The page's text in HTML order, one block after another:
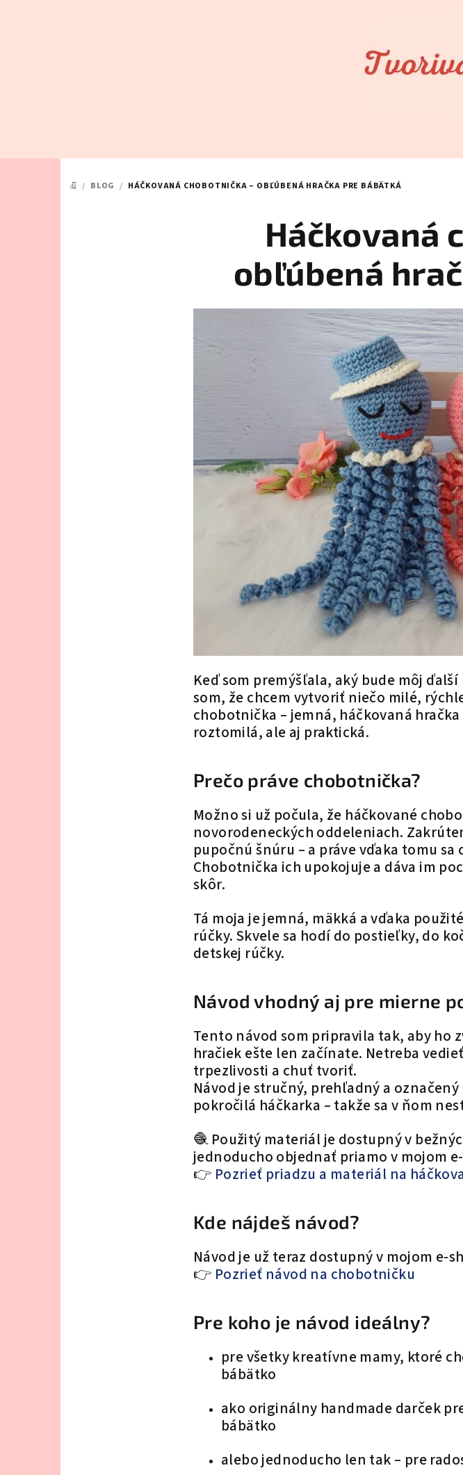
DOMOV
/ BLOG / HÁČKOVANÁ CHOBOTNIČKA – OBĽÚBENÁ HRAČKA PRE BÁBÄTKÁ
Háčkovaná
obľúbená
Keď som premýšľala, aký bude môj
som, že chcem vytvoriť niečo milé,
chobotnička – jemná, háčkovaná
roztomilá, ale aj praktická.
Prečo práve chobotnička?
Možno si už počula, že háčkované
novorodeneckých oddeleniach.
pupočnú šnúru – a práve vďaka tomu
Chobotnička ich upokojuje a dáva im
skôr.
Tá moja je jemná, mäkká a vďaka
rúčky. Skvele sa hodí do postieľky, do
detskej rúčky.
Návod vhodný aj pre mierne
Tento návod som pripravila tak, aby ho
hračiek ešte len začínate. Netreba
trpezlivosti a chuť tvoriť.
Návod je stručný, prehľadný a
pokročilá háčkarka – takže sa v ňom
🧶 Použitý materiál je dostupný v
jednoducho objednať priamo v mojom
👉 Pozrieť priadzu a materiál na
Kde nájdeš návod?
Návod je už teraz dostupný v mojom e-
👉 Pozrieť návod na chobotničku
Pre koho je návod ideálny?
pre všetky kreatívne mamy, ktoré
bábätko
ako originálny handmade darček
bábätko
alebo jednoducho len tak – pre